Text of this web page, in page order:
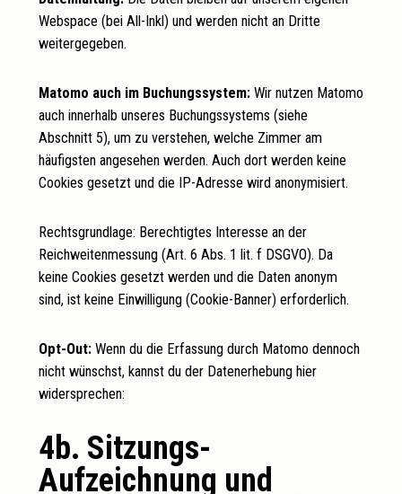
Webspace (bei All-Inkl) und werden nicht an Dritte
weitergegeben.
Matomo auch im Buchungssystem:Wir nutzen Matomo
auch innerhalb unseres Buchungssystems (siehe
Abschnitt 5), um zu verstehen, welche Zimmer am
häufigsten angesehen werden. Auch dort werden keine
Cookies gesetzt und die IP-Adresse wird anonymisiert.
Rechtsgrundlage: Berechtigtes Interesse an der
Reichweitenmessung (Art. 6 Abs. 1 lit. f DSGVO). Da
keine Cookies gesetzt werden und die Daten anonym
sind, ist keine Einwilligung (Cookie-Banner) erforderlich.
Opt-Out:Wenn du die Erfassung durch Matomo dennoch
nicht wünschst, kannst du der Datenerhebung hier
widersprechen:
4b. Sitzungs-
Aufzeichnung und